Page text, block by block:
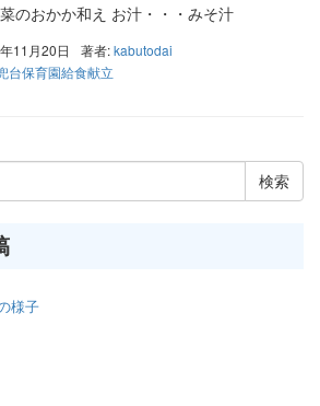
のおかか和え お汁・・・みそ汁
11月20日 著者:kabutodai
台保育園給食献立
様子